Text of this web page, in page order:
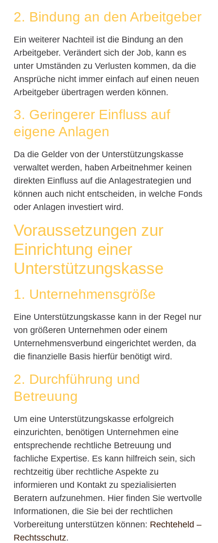
2. Bindung an den Arbeitgeber
Ein weiterer Nachteil ist die Bindung an den
Arbeitgeber. Verändert sich der Job, kann es
unter Umständen zu Verlusten kommen, da die
Ansprüche nicht immer einfach auf einen neuen
Arbeitgeber übertragen werden können.
3. Geringerer Einfluss auf
eigene Anlagen
Da die Gelder von der Unterstützungskasse
verwaltet werden, haben Arbeitnehmer keinen
direkten Einfluss auf die Anlagestrategien und
können auch nicht entscheiden, in welche Fonds
oder Anlagen investiert wird.
Voraussetzungen zur
Einrichtung einer
Unterstützungskasse
1. Unternehmensgröße
Eine Unterstützungskasse kann in der Regel nur
von größeren Unternehmen oder einem
Unternehmensverbund eingerichtet werden, da
die finanzielle Basis hierfür benötigt wird.
2. Durchführung und
Betreuung
Um eine Unterstützungskasse erfolgreich
einzurichten, benötigen Unternehmen eine
entsprechende rechtliche Betreuung und
fachliche Expertise. Es kann hilfreich sein, sich
rechtzeitig über rechtliche Aspekte zu
informieren und Kontakt zu spezialisierten
Beratern aufzunehmen. Hier finden Sie wertvolle
Informationen, die Sie bei der rechtlichen
Vorbereitung unterstützen können: Rechteheld –
Rechtsschutz.